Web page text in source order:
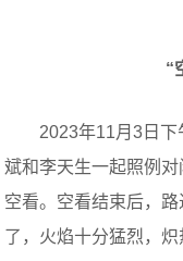
“
2023年11月3日
斌和李天生一起照例
空看。空看结束后，
了，火焰十分猛烈，